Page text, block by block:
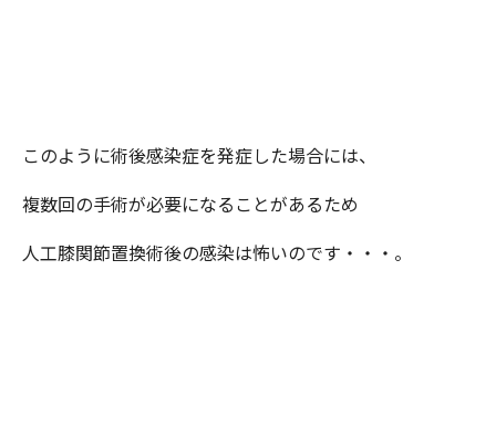
このように術後感染症を発症した場合には、
複数回の手術が必要になることがあるため
人工膝関節置換術後の感染は怖いのです・・・。